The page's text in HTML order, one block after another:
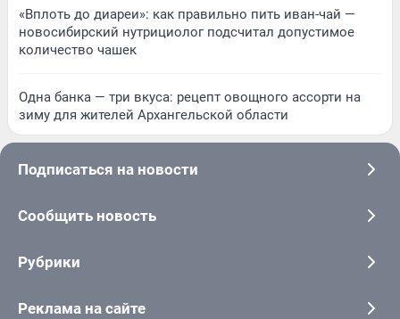
«Вплоть до диареи»: как правильно пить иван-чай —
новосибирский нутрициолог подсчитал допустимое
количество чашек
Одна банка — три вкуса: рецепт овощного ассорти на
зиму для жителей Архангельской области
Подписаться на новости
Сообщить новость
Рубрики
Реклама на сайте